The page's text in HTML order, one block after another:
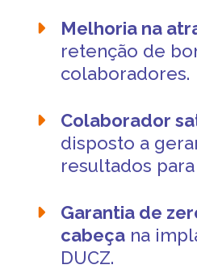
Melhoria na
retenção de
colaboradores.
Colaborador
disposto a
resultados
Garantia de
cabeçana
DUCZ.